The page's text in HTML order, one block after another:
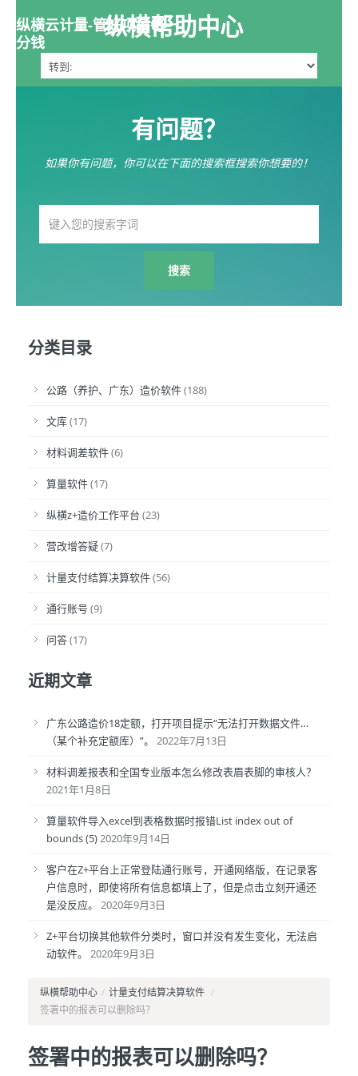
纵横帮助中心
纵横云计量-管好项目每一
分钱
有问题？
如果你有问题，你可以在下面的搜索框搜索你想要的！
分类目录
公路（养护、广东）造价软件(188)
文库(17)
材料调差软件(6)
算量软件(17)
纵横z+造价工作平台 (23)
营改增答疑(7)
计量支付结算决算软件(56)
通行账号 (9)
问答(17)
近期文章
广东公路造价18定额，打开项目提示“无法打开数据文件…
（某个补充定额库）”。
2022年7月13日
材料调差报表和全国专业版本怎么修改表眉表脚的审核人？
2021年1月8日
算量软件导入excel到表格数据时报错List index out of
bounds (5)2020年9月14日
客户在Z+平台上正常登陆通行账号，开通网络版，在记录客
户信息时，即使将所有信息都填上了，但是点击立刻开通还
是没反应。
2020年9月3日
Z+平台切换其他软件分类时，窗口并没有发生变化，无法启
动软件。
2020年9月3日
纵横帮助中心 / 计量支付结算决算软件 /
签署中的报表可以删除吗？
签署中的报表可以删除吗？